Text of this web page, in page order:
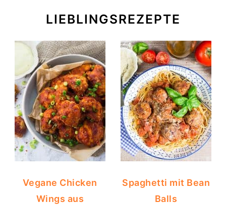
LIEBLINGSREZEPTE
Vegane Chicken
Wings aus
Spaghetti mit Bean
Balls